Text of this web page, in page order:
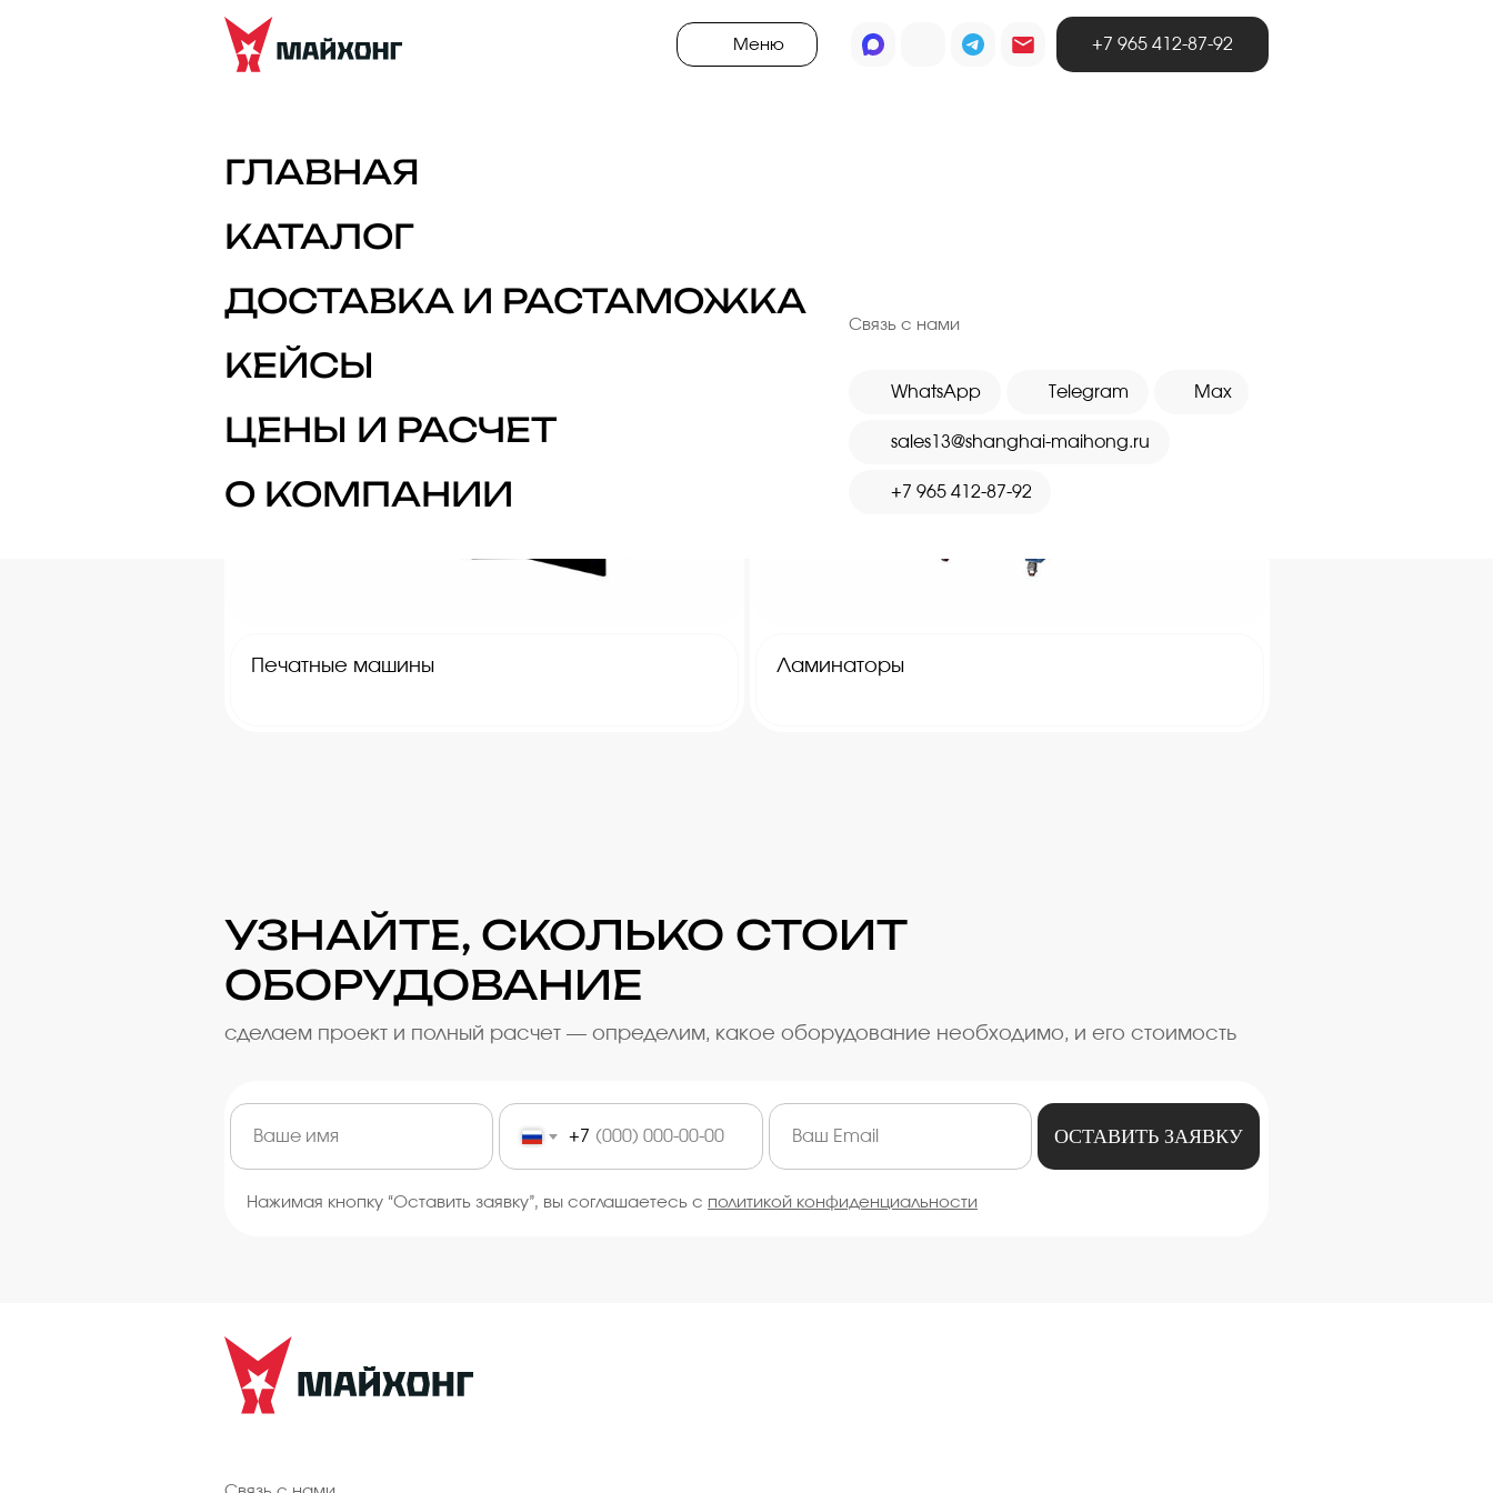
Меню +7 965 412-87-92
Max
О КОМПАНИИ
ЦЕНЫ И РАСЧЕТ
КЕЙСЫ
ДОСТАВКА И РАСТАМОЖКА
КАТАЛОГ
ГЛАВНАЯ
Связь с нами
+7 965 412-87-92
sales13@shanghai-maihong.ru
Telegram
WhatsApp
Ламинаторы
Печатные машины
Нажимая кнопку “Оставить заявку”, вы соглашаетесь с политикой конфиденциальности
сделаем проект и полный расчет — определим, какое оборудование необходимо, и его стоимость
УЗНАЙТЕ, СКОЛЬКО СТОИТ
ОБОРУДОВАНИЕ
+7 ОСТАВИТЬ ЗАЯВКУ